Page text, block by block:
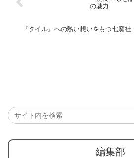
の魅力
『タイル』への熱い想いをもつ七窯社
編集部